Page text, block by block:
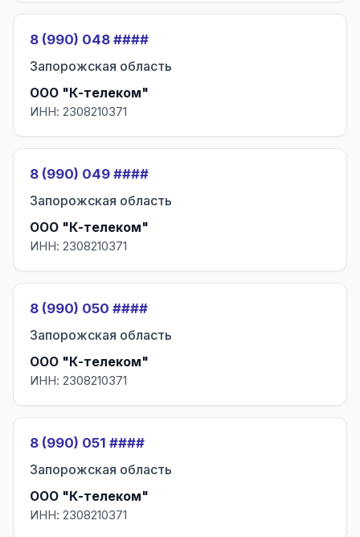
8 (990) 048 ####
Запорожская область
ООО "К-телеком"
ИНН: 2308210371
8 (990) 049 ####
Запорожская область
ООО "К-телеком"
ИНН: 2308210371
8 (990) 050 ####
Запорожская область
ООО "К-телеком"
ИНН: 2308210371
8 (990) 051 ####
Запорожская область
ООО "К-телеком"
ИНН: 2308210371